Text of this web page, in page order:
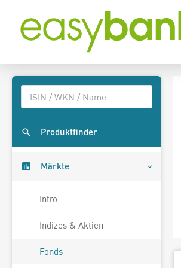
Produktfinder
Märkte
Intro
Indizes & Aktien
Fonds